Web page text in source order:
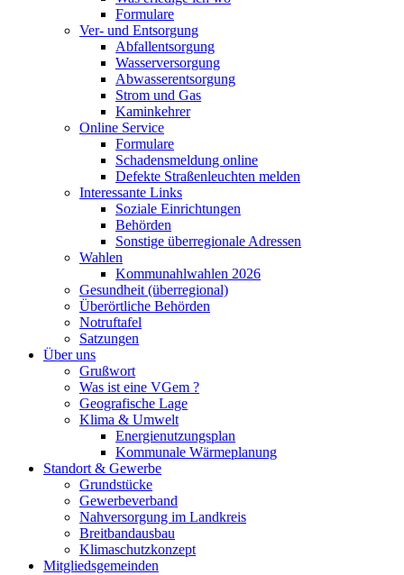
Formulare
Ver- und Entsorgung
Abfallentsorgung
Wasserversorgung
Abwasserentsorgung
Strom und Gas
Kaminkehrer
Online Service
Formulare
Schadensmeldung online
Defekte Straßenleuchten melden
Interessante Links
Soziale Einrichtungen
Behörden
Sonstige überregionale Adressen
Wahlen
Kommunahlwahlen 2026
Gesundheit (überregional)
Überörtliche Behörden
Notruftafel
Satzungen
Über uns
Grußwort
Was ist eine VGem ?
Geografische Lage
Klima & Umwelt
Energienutzungsplan
Kommunale Wärmeplanung
Standort & Gewerbe
Grundstücke
Gewerbeverband
Nahversorgung im Landkreis
Breitbandausbau
Klimaschutzkonzept
Mitgliedsgemeinden